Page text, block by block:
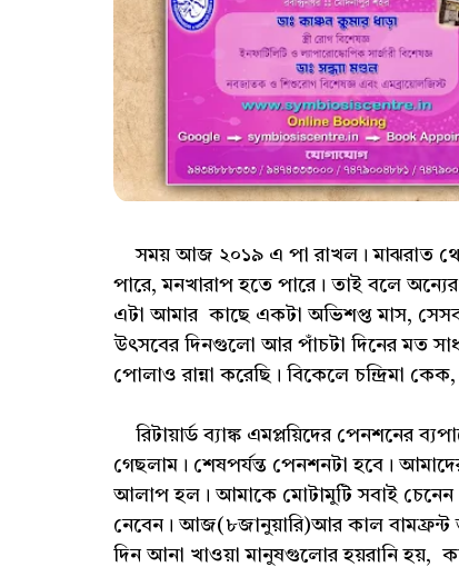
সময় আজ ২০১৯ এ পা রাখল। মাঝরাত
পারে, মনখারাপ হতে পারে। তাই বলে
এটা আমার কাছে একটা অভিশপ্ত মাস,
উৎসবের দিনগুলো আর পাঁচটা দিনের মত
পোলাও রান্না করেছি। বিকেলে চন্দ্রিমা কেক,
রিটায়ার্ড ব্যাঙ্ক এমপ্লয়িদের পেনশনের
গেছলাম। শেষপর্যন্ত পেনশনটা হবে।
আলাপ হল। আমাকে মোটামুটি সবাই
নেবেন। আজ(৮জানুয়ারি)আর কাল বামফ্রন্ট
দিন আনা খাওয়া মানুষগুলোর হয়রানি হয়,